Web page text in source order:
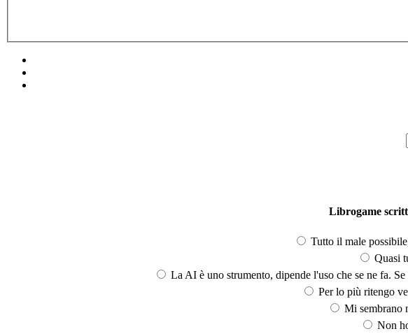
Librogame
Tutto il male
Quasi
La AI è uno strumento, dipende l'uso che se ne fa.
Per lo più ritengo
Mi sembrano
Non